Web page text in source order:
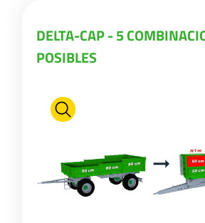
DELTA-CAP - 5
POSIBLES